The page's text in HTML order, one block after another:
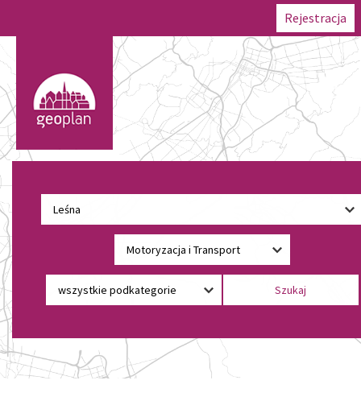
Rejestracja